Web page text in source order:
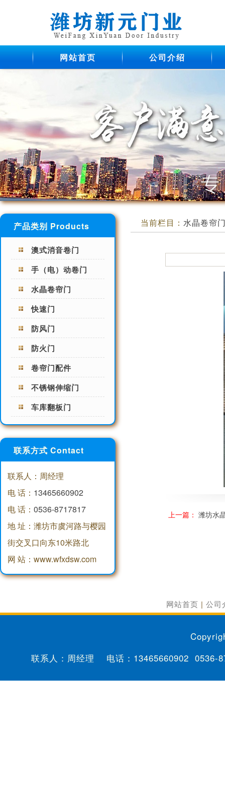
网站首页 公司介绍
产品类别 Products
澳式消音卷门
手（电）动卷门
水晶卷帘门
快速门
防风门
防火门
卷帘门配件
不锈钢伸缩门
车库翻板门
联系方式 Contact
联系人：周经理
电 话： 13465660902
电 话： 0536-8717817
地 址：潍坊市虞河路与樱园
街交叉口向东10米路北
网 站：www.wfxdsw.com
当前栏目： 水晶卷帘
上一篇： 潍坊水
网站首页 | 公司
联系人：周经理 电话： 13465660902 0536-